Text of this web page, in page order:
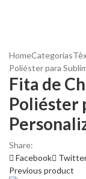
HomeCategorias
Poliéster para
Fita de
Poliéster
Share:
Facebook
Previous product